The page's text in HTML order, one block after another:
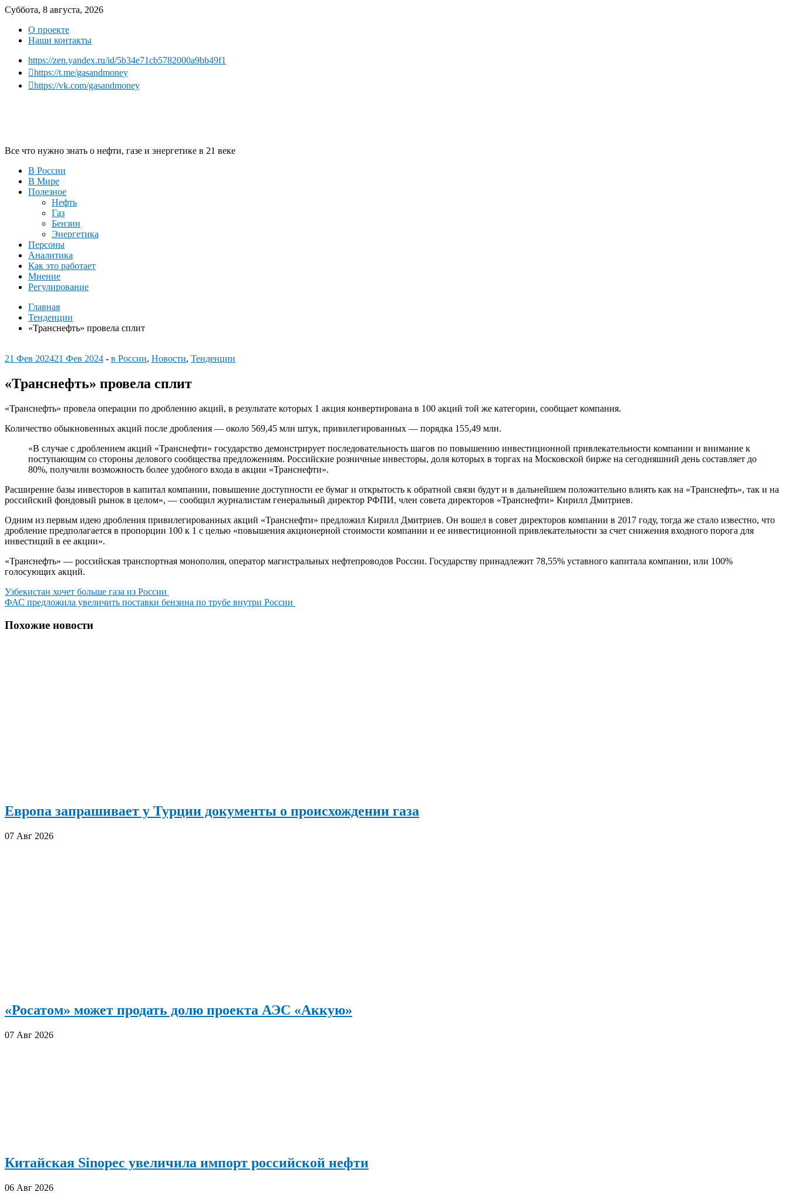
Суббота, 8 августа, 2026
О проекте
Наши контакты
https://zen.yandex.ru/id/5b34e71cb5782000a9bb49f1
https://t.me/gasandmoney
https://vk.com/gasandmoney
Все что нужно знать о нефти, газе и энергетике в 21 веке
В России
В Мире
Полезное
Нефть
Газ
Бензин
Энергетика
Персоны
Аналитика
Как это работает
Мнение
Регулирование
Главная
Тенденции
«Транснефть» провела сплит
21 Фев 202421 Фев 2024 - в России, Новости, Тенденции
«Транснефть» провела сплит
«Транснефть» провела операции по дроблению акций, в результате которых 1 акция конвертирована в 100 акций той же категории, сообщает компания.
Количество обыкновенных акций после дробления — около 569,45 млн штук, привилегированных — порядка 155,49 млн.
«В случае с дроблением акций «Транснефти» государство демонстрирует последовательность шагов по повышению инвестиционной привлекательности компании и внимание к
поступающим со стороны делового сообщества предложениям. Российские розничные инвесторы, доля которых в торгах на Московской бирже на сегодняшний день составляет до
80%, получили возможность более удобного входа в акции «Транснефти».
Расширение базы инвесторов в капитал компании, повышение доступности ее бумаг и открытость к обратной связи будут и в дальнейшем положительно влиять как на «Транснефть», так и на
российский фондовый рынок в целом», — сообщил журналистам генеральный директор РФПИ, член совета директоров «Транснефти» Кирилл Дмитриев.
Одним из первым идею дробления привилегированных акций «Транснефти» предложил Кирилл Дмитриев. Он вошел в совет директоров компании в 2017 году, тогда же стало известно, что
дробление предполагается в пропорции 100 к 1 с целью «повышения акционерной стоимости компании и ее инвестиционной привлекательности за счет снижения входного порога для
инвестиций в ее акции».
«Транснефть» — российская транспортная монополия, оператор магистральных нефтепроводов России. Государству принадлежит 78,55% уставного капитала компании, или 100%
голосующих акций.
Навигация
по
записям
Узбекистан хочет больше газа из России
ФАС предложила увеличить поставки бензина по трубе внутри России
Похожие новости
Европа запрашивает у Турции документы о происхождении газа
07 Авг 2026
«Росатом» может продать долю проекта АЭС «Аккую»
07 Авг 2026
Китайская Sinopec увеличила импорт российской нефти
06 Авг 2026